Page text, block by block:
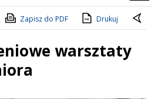
Zapisz do PDF Drukuj
warsztaty